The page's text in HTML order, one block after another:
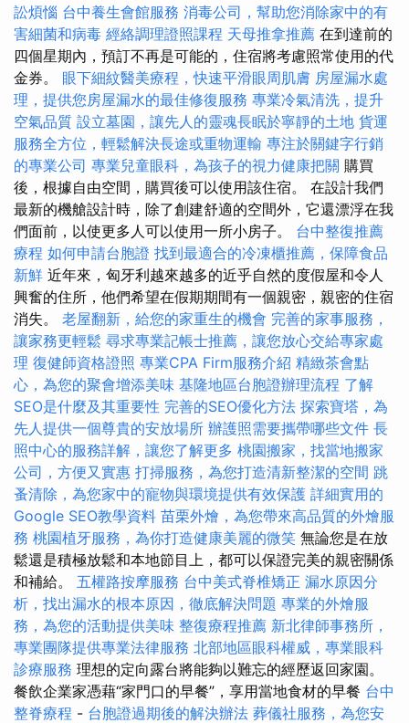
訟煩惱 台中養生會館服務 消毒公司，幫助您消除家中的有
害細菌和病毒 經絡調理證照課程 天母推拿推薦 在到達前的
四個星期內，預訂不再是可能的，住宿將考慮照常使用的代
金券。 眼下細紋醫美療程，快速平滑眼周肌膚 房屋漏水處
理，提供您房屋漏水的最佳修復服務 專業冷氣清洗，提升
空氣品質 設立墓園，讓先人的靈魂長眠於寧靜的土地 貨運
服務全方位，輕鬆解決長途或重物運輸 專注於關鍵字行銷
的專業公司 專業兒童眼科，為孩子的視力健康把關 購買
後，根據自由空間，購買後可以使用該住宿。 在設計我們
最新的機艙設計時，除了創建舒適的空間外，它還漂浮在我
們面前，以使更多人可以使用一所小房子。 台中整復推薦
療程 如何申請台胞證 找到最適合的冷凍櫃推薦，保障食品
新鮮 近年來，匈牙利越來越多的近乎自然的度假屋和令人
興奮的住所，他們希望在假期期間有一個親密，親密的住宿
消失。 老屋翻新，給您的家重生的機會 完善的家事服務，
讓家務更輕鬆 尋求專業記帳士推薦，讓您放心交給專家處
理 復健師資格證照 專業CPA Firm服務介紹 精緻茶會點
心，為您的聚會增添美味 基隆地區台胞證辦理流程 了解
SEO是什麼及其重要性 完善的SEO優化方法 探索寶塔，為
先人提供一個尊貴的安放場所 辦護照需要攜帶哪些文件 長
照中心的服務詳解，讓您了解更多 桃園搬家，找當地搬家
公司，方便又實惠 打掃服務，為您打造清新整潔的空間 跳
蚤清除，為您家中的寵物與環境提供有效保護 詳細實用的
Google SEO教學資料 苗栗外燴，為您帶來高品質的外燴服
務 桃園植牙服務，為你打造健康美麗的微笑 無論您是在放
鬆還是積極放鬆和本地節目上，都可以保證完美的親密關係
和補給。 五權路按摩服務 台中美式脊椎矯正 漏水原因分
析，找出漏水的根本原因，徹底解決問題 專業的外燴服
務，為您的活動提供美味 整復療程推薦 新北律師事務所，
專業團隊提供專業法律服務 北部地區眼科權威，專業眼科
診療服務 理想的定向露台將能夠以難忘的經歷返回家園。
餐飲企業家憑藉“家門口的早餐”，享用當地食材的早餐 台中
整脊療程 - 台胞證過期後的解決辦法 葬儀社服務，為您安